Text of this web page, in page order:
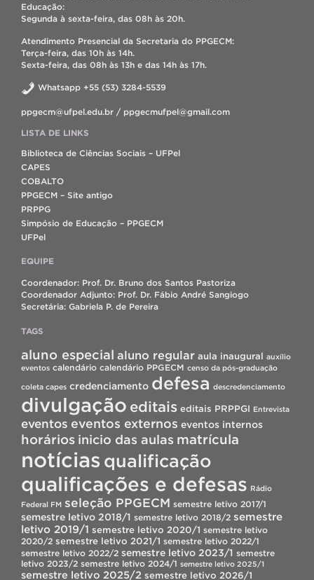
Educação:
Segunda à sexta-feira, das 08h às 20h.
Atendimento Presencial da Secretaria do PPGECM:
Terça-feira, das 10h às 14h.
Sexta-feira, das 08h às 13h e das 14h às 17h.
Whatsapp +55 (53) 3284-5539
ppgecm@ufpel.edu.br / ppgecmufpel@gmail.com
LISTA DE LINKS
Biblioteca de Ciências Sociais – UFPel
CAPES
COBALTO
PPGECM – Site antigo
PRPPG
Simpósio de Educação – PPGECM
UFPel
EQUIPE
Coordenador: Prof. Dr. Bruno dos Santos Pastoriza
Coordenador Adjunto: Prof. Dr. Fábio André Sangiogo
Secretária: Gabriela P. de Pereira
TAGS
aluno especial aluno regular aula inaugural auxílio
eventos calendário calendário PPGECM censo da pós-graduação
coleta capes credenciamento defesa descredenciamento
divulgação editais editais PRPPGI Entrevista
eventos eventos externos eventos internos
horários inicio das aulas matrícula
notícias qualificação
qualificações e defesas Rádio
Federal FM seleção PPGECM semestre letivo 2017/1
semestre letivo 2018/1 semestre letivo 2018/2 semestre
letivo 2019/1 semestre letivo 2020/1 semestre letivo
2020/2 semestre letivo 2021/1 semestre letivo 2022/1
semestre letivo 2022/2 semestre letivo 2023/1 semestre
letivo 2023/2 semestre letivo 2024/1 semestre letivo 2025/1
semestre letivo 2025/2 semestre letivo 2026/1